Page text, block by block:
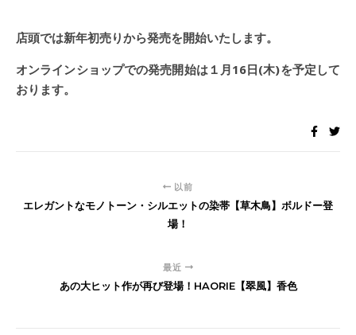
店頭では新年初売りから発売を開始いたします。
オンラインショップでの発売開始は１月16日(木)を予定して
おります。
以前
エレガントなモノトーン・シルエットの染帯【草木鳥】ボルドー登
場！
最近
あの大ヒット作が再び登場！HAORIE【翠風】香色